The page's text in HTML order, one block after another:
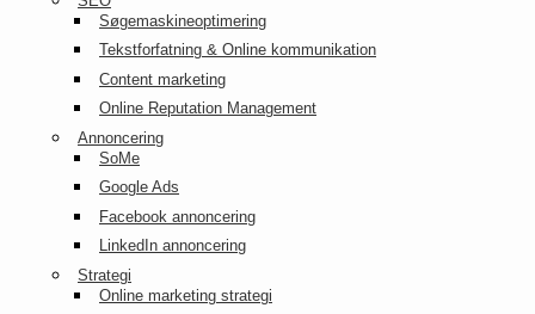
Søgemaskineoptimering
Tekstforfatning & Online kommunikation
Content marketing
Online Reputation Management
Annoncering
SoMe
Google Ads
Facebook annoncering
LinkedIn annoncering
Strategi
Online marketing strategi